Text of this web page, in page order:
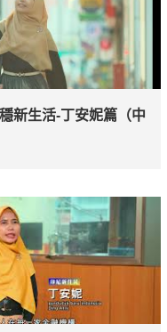
新生活-丁安妮篇（中